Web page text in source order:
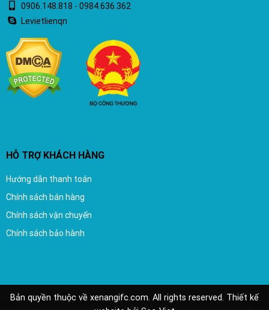
0906.148.818 - 0984.636.362
Levietlienqn
HỖ TRỢ KHÁCH HÀNG
Hướng dẫn thanh toán
Chính sách bán hàng
Chính sách vận chuyển
Chính sách bảo hành
Bản quyền thuộc về xenangifc.com. All rights reserved. Thiết kế